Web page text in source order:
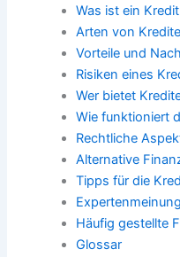
Was ist ein
Arten von
Vorteile und
Risiken eines
Wer bietet
Wie funktioniert
Rechtliche
Alternative
Tipps für die
Expertenmeinung
Häufig gestellte
Glossar